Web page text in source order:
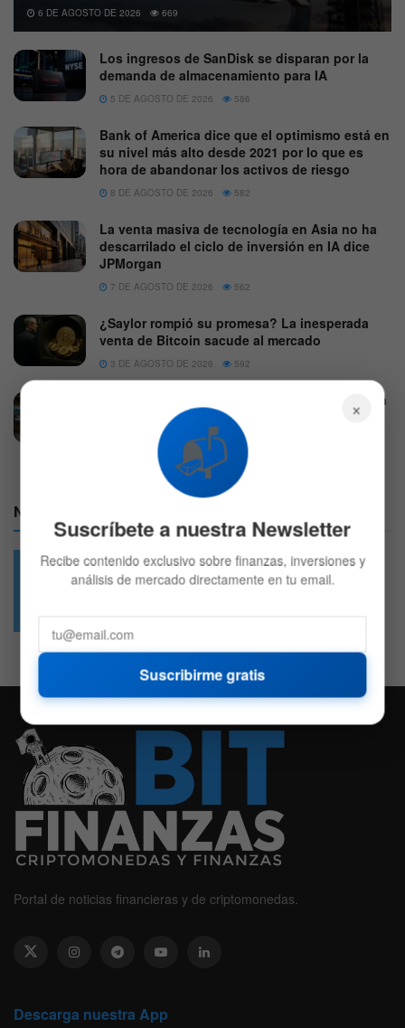
6 DE AGOSTO DE 2026 669
Los ingresos de SanDisk se disparan por la
demanda de almacenamiento para IA
5 DE AGOSTO DE 2026 586
Bank of America dice que el optimismo está en
su nivel más alto desde 2021 por lo que es
hora de abandonar los activos de riesgo
8 DE AGOSTO DE 2026 582
La venta masiva de tecnología en Asia no ha
descarrilado el ciclo de inversión en IA dice
JPMorgan
7 DE AGOSTO DE 2026 562
¿Saylor rompió su promesa? La inesperada
venta de Bitcoin sacude al mercado
3 DE AGOSTO DE 2026 592
Las inversiones en Anthropic y OpenAI elevan
un 48% los beneficios de Big Tech
4 DE AGOSTO DE 2026 580
Nuestras Redes:
Portal de noticias financieras y de criptomonedas.
Descarga nuestra App
×
📬
Suscríbete a nuestra Newsletter
Recibe contenido exclusivo sobre finanzas, inversiones y
análisis de mercado directamente en tu email.
Suscribirme gratis